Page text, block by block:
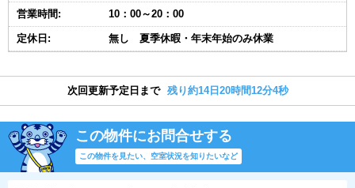
営業時間: 10：00～20：00
定休日: 無し 夏季休暇・年末年始のみ休業
次回更新予定日まで 残り約14日20時間12分3秒
この物件にお問合せする
この物件を見たい、空室状況を知りたいなど